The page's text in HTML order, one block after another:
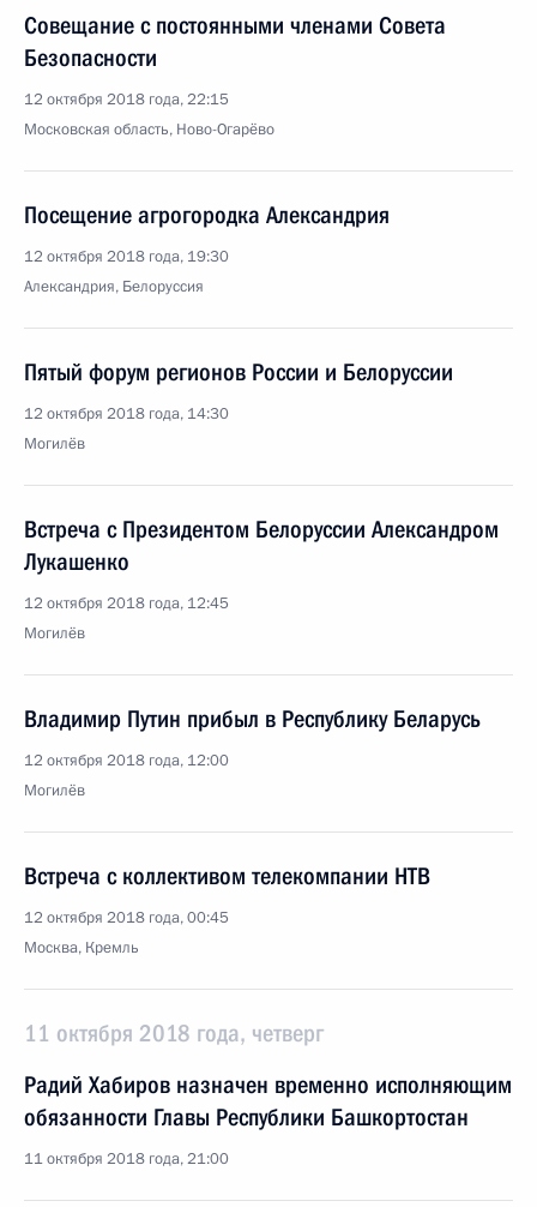
Совещание с постоянными членами Совета
Безопасности
12 октября 2018 года, 22:15
Московская область, Ново-Огарёво
Посещение агрогородка Александрия
12 октября 2018 года, 19:30
Александрия, Белоруссия
Пятый форум регионов России и Белоруссии
12 октября 2018 года, 14:30
Могилёв
Встреча с Президентом Белоруссии Александром
Лукашенко
12 октября 2018 года, 12:45
Могилёв
Владимир Путин прибыл в Республику Беларусь
12 октября 2018 года, 12:00
Могилёв
Встреча с коллективом телекомпании НТВ
12 октября 2018 года, 00:45
Москва, Кремль
11 октября 2018 года, четверг
Радий Хабиров назначен временно исполняющим
обязанности Главы Республики Башкортостан
11 октября 2018 года, 21:00